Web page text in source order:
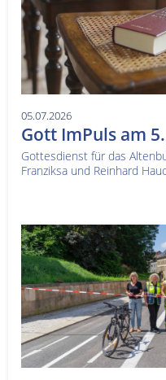
05.07.2026
Gott ImPuls am
Gottesdienst für das
Franziksa und Reinhard